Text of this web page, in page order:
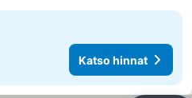
Katso hinnat